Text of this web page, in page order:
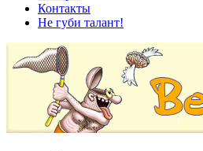
Контакты
Не губи талант!